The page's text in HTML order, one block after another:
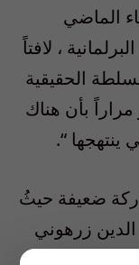
الماضي
، لافتاً
الحقيقية
بأن هناك
ينتهجها “.
ضعيفة حيثُ
الدين زرهوني